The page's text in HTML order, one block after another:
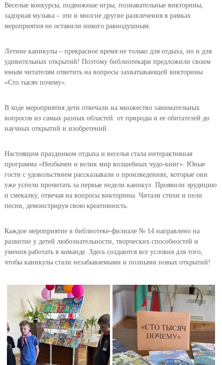
Веселые конкурсы, подвижные игры, познавательные викторины,
задорная музыка – эти и многие другие развлечения в рамках
мероприятия не оставили никого равнодушным.
Летние каникулы – прекрасное время не только для отдыха, но и для
удивительных открытий! Поэтому библиотекари предложили своим
юным читателям ответить на вопросы захватывающей викторины
«Сто тысяч почему».
В ходе мероприятия дети отвечали на множество занимательных
вопросов из самых разных областей: от природы и ее обитателей до
научных открытий и изобретений.
Настоящим праздником отдыха и веселья стала интерактивная
программа «Необычен и велик мир волшебных чудо-книг». Юные
гости с удовольствием рассказывали о произведениях, которые они
уже успели прочитать за первые недели каникул. Проявили эрудицию
и смекалку, отвечая на вопросы викторины. Читали стихи и пели
песни, демонстрируя свою креативность.
Каждое мероприятие в библиотеке-филиале № 14 направлено на
развитие у детей любознательности, творческих способностей и
умения работать в команде. Здесь создаются все условия для того,
чтобы каникулы стали незабываемыми и полными новых открытий!